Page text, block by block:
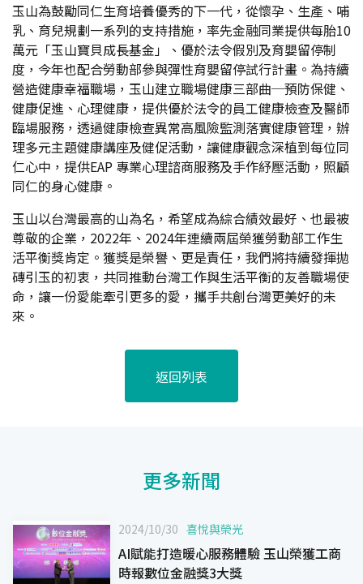
玉山為鼓勵同仁生育培養優秀的下一代，從懷孕、生產、哺
乳、育兒規劃一系列的支持措施，率先金融同業提供每胎10
萬元「玉山寶貝成長基金」、優於法令假別及育嬰留停制
度，今年也配合勞動部參與彈性育嬰留停試行計畫。為持續
營造健康幸福職場，玉山建立職場健康三部曲─預防保健、
健康促進、心理健康，提供優於法令的員工健康檢查及醫師
臨場服務，透過健康檢查異常高風險監測落實健康管理，辦
理多元主題健康講座及健促活動，讓健康觀念深植到每位同
仁心中，提供EAP 專業心理諮商服務及手作紓壓活動，照顧
同仁的身心健康。
玉山以台灣最高的山為名，希望成為綜合績效最好、也最被
尊敬的企業，2022年、2024年連續兩屆榮獲勞動部工作生
活平衡獎肯定。獲獎是榮譽、更是責任，我們將持續發揮拋
磚引玉的初衷，共同推動台灣工作與生活平衡的友善職場使
命，讓一份愛能牽引更多的愛，攜手共創台灣更美好的未
來。
返回列表
更多新聞
2024/10/30 喜悅與榮光
AI賦能打造暖心服務體驗 玉山榮獲工商
時報數位金融獎3大獎